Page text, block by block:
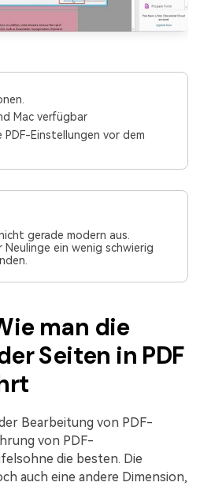
Mac verfügbar
PDF-Einstellungen vor dem
gerade modern aus.
Neulinge ein wenig schwierig
man die
Seiten in PDF
Bearbeitung von PDF-
von PDF-
die besten. Die
auch eine andere Dimension,